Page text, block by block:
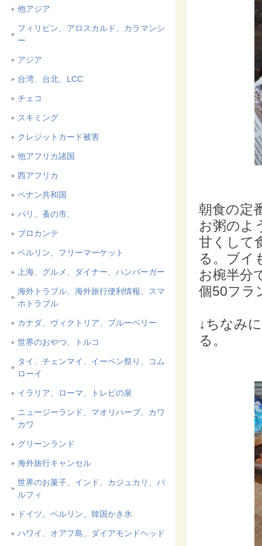
他アジア
フィリピン、アロスカルド、カラマンシ
ー
アジア
台湾、台北、LCC
チェコ
スキミング
クレジットカード被害
他アフリカ諸国
西アフリカ
ベナン共和国
パリ、蚤の市、
ブロカンテ
ベルリン、フリーマーケット
上海、グルメ、ダイナー、ハンバーガー
海外トラブル、海外旅行便利情報、スマ
ホトラブル
カナダ、ヴィクトリア、ブルーベリー
世界のおやつ、トルコ
タイ、チェンマイ、イーペン祭り、コム
ローイ
イラリア、ローマ、トレビの泉
ニュージーランド、マオリハーブ、カワ
カワ
グリーンランド
海外旅行キャンセル
世界のお菓子、インド、カジュカリ、バ
ルフィ
ドイツ、ベルリン、韓国かき氷
ハワイ、オアフ島、ダイアモンドヘッド
朝食の定
お粥のよ
甘くして
る。ブイ
お椀半分
個50フラ
↓ちなみ
る。